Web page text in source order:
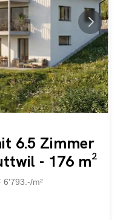
6.5 Zimmer
- 176 m²
6'793.-/m²